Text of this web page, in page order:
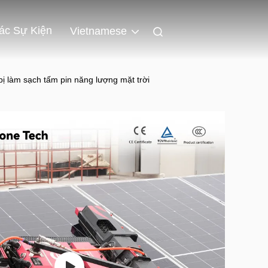
Sự Kiện Vietnamese
làm sạch tấm pin năng lượng mặt trời